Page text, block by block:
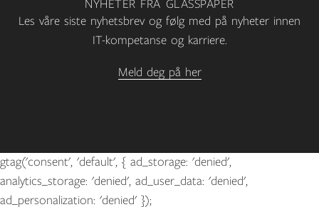
NYHETER FRA GLASSPAPER
Les våre siste nyhetsbrev og følg med på nyheter innen
IT-kompetanse og karriere.
Meld deg på her
gtag('consent', 'default', { ad_storage: 'denied',
analytics_storage: 'denied', ad_user_data: 'denied',
ad_personalization: 'denied' });